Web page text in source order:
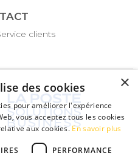
clients
×
des cookies
pour améliorer l'expérience
vous acceptez tous les cookies
aux cookies.En savoir plus
PERFORMANCE